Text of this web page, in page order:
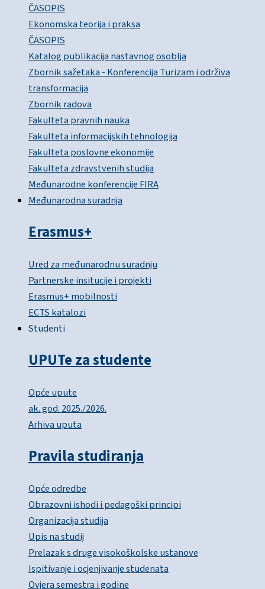
ČASOPIS
Ekonomska teorija i praksa
ČASOPIS
Katalog publikacija nastavnog osoblja
Zbornik sažetaka - Konferencija Turizam i održiva
transformacija
Zbornik radova
Fakulteta pravnih nauka
Fakulteta informacijskih tehnologija
Fakulteta poslovne ekonomije
Fakulteta zdravstvenih studija
Međunarodne konferencije FIRA
Međunarodna suradnja
Erasmus+
Ured za međunarodnu suradnju
Partnerske insitucije i projekti
Erasmus+ mobilnosti
ECTS katalozi
Studenti
UPUTe za studente
Opće upute
ak. god. 2025./2026.
Arhiva uputa
Pravila studiranja
Opće odredbe
Obrazovni ishodi i pedagoški principi
Organizacija studija
Upis na studij
Prelazak s druge visokoškolske ustanove
Ispitivanje i ocjenjivanje studenata
Ovjera semestra i godine